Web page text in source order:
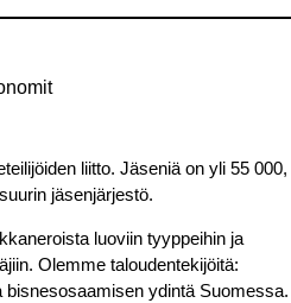
liitto. Jäseniä on yli 55 000,
jäsenjärjestö.
luoviin tyyppeihin ja
Olemme taloudentekijöitä:
ydintä Suomessa.